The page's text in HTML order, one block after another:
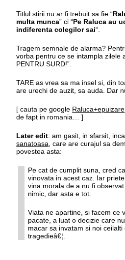
Titlul stirii nu ar fi trebuit sa fie “
multa munca” ci “Pe Raluca au
indiferenta colegilor sai“.
Tragem semnale de alarma?
vorba pentru ce se intampla zilele
PENTRU SURD!”.
TARE as vrea sa ma insel si, din
are urechi de auzit, sa auda. Dar
[ cauta pe google Raluca+epuizare
de fapt in romania… ]
Later edit: am gasit, in sfarsit,
sanatoasa, care are curajul sa
povestea asta:
Pe cat de cumplit suna, cred
vinovata in acest caz. Iar
vina morala de a nu fi
nimic, dar asta e tot.
Viata ne apartine, si facem ce
pacate, a luat o decizie care
macar sa invatam si noi
tragedieâ€¦.